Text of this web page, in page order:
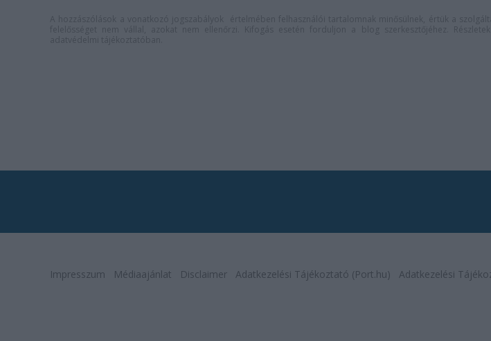
Impresszum Médiaajánlat Disclaimer Adatkezelési Tájékoztató (Port.hu) Adatkezelési